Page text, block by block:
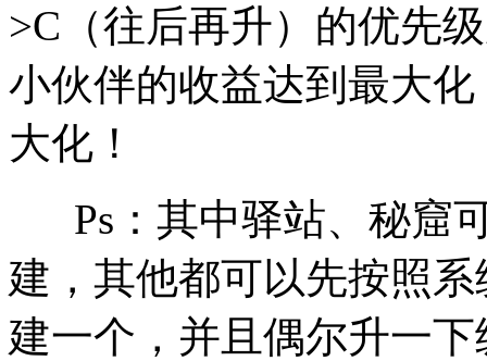
>C（往后再升）的优先
小伙伴的收益达到最大
大化！
Ps：其中驿站、秘窟
建，其他都可以先按照
建一个，并且偶尔升一